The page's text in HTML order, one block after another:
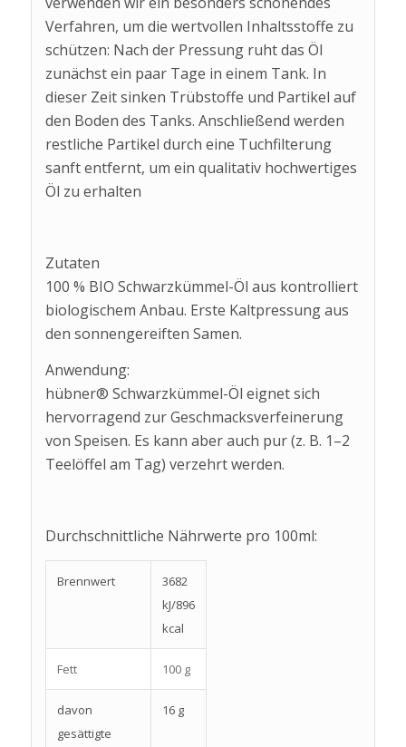
Verfahren, um die wertvollen Inhaltsstoffe zu
schützen: Nach der Pressung ruht das Öl
zunächst ein paar Tage in einem Tank. In
dieser Zeit sinken Trübstoffe und Partikel auf
den Boden des Tanks. Anschließend werden
restliche Partikel durch eine Tuchfilterung
sanft entfernt, um ein qualitativ hochwertiges
Öl zu erhalten
Zutaten
100 % BIO Schwarzkümmel-Öl aus kontrolliert
biologischem Anbau. Erste Kaltpressung aus
den sonnengereiften Samen.
Anwendung:
hübner® Schwarzkümmel-Öl eignet sich
hervorragend zur Geschmacksverfeinerung
von Speisen. Es kann aber auch pur (z. B. 1–2
Teelöffel am Tag) verzehrt werden.
Durchschnittliche Nährwerte pro 100ml:
Brennwert
3682
kJ/896
kcal
Fett 100 g
davon
gesättigte
16 g